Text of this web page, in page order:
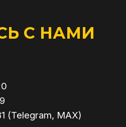
С НАМИ
(Telegram, MAX)